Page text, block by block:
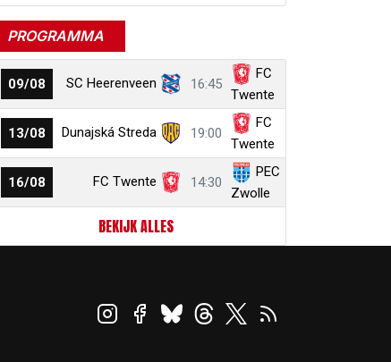
PROGRAMMA
09/08 SC Heerenveen 16:45
FC
Twente
13/08 Dunajská Streda 19:00
FC
Twente
16/08 FC Twente 14:30
PEC
Zwolle
BEKIJK ALLES